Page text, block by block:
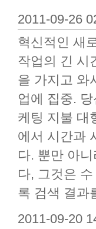
2011-09-26
혁신적인 새
작업의 긴 시
을 가지고 와
업에 집중.
케팅 지불 대
에서 시간과
다. 뿐만 아
다, 그것은
록 검색 결과
2011-09-20